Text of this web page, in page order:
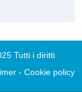
Tutti i diritti
- Cookie policy